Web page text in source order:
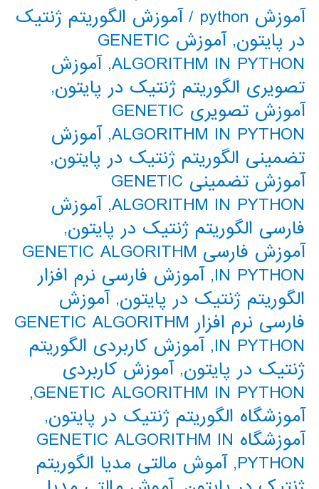
آموزش python /آموزش الگوریتم ژنتیک
در پایتون,
آموزش GENETIC
ALGORITHM IN PYTHON
,آموزش
تصویری الگوریتم ژنتیک در پایتون,
آموزش تصویری GENETIC
ALGORITHM IN PYTHON
,آموزش
تضمینی الگوریتم ژنتیک در پایتون,
آموزش تضمینی GENETIC
ALGORITHM IN PYTHON
,آموزش
فارسی الگوریتم ژنتیک در پایتون,
آموزش فارسی GENETIC ALGORITHM
IN PYTHON
,آموزش فارسی نرم افزار
الگوریتم ژنتیک در پایتون,آموزش
فارسی نرم افزار GENETIC ALGORITHM
IN PYTHON
,آموزش کاربردی الگوریتم
ژنتیک در پایتون,آموزش کاربردی
GENETIC ALGORITHM IN PYTHON
,
آموزشگاه الگوریتم ژنتیک در پایتون,
آموزشگاه GENETIC ALGORITHM IN
PYTHON
,آموش مالتی مدیا الگوریتم